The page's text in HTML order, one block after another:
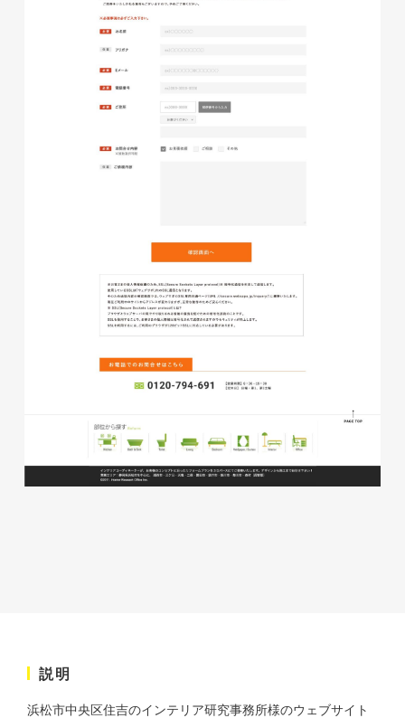
ソレイユ障害年金サポートセン
ター様 コーポレートサイト制
株式会社バスコフーズ様
説明
浜松市中央区住吉のインテリア研究事務所様のウェブサイト